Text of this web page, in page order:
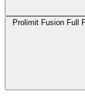
Prolimit Fusion Full